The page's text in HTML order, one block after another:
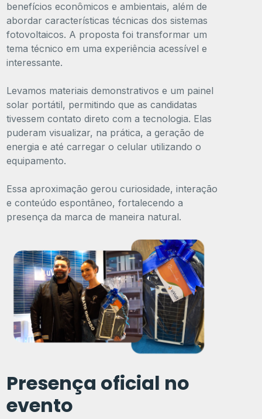
benefícios econômicos e ambientais, além de
abordar características técnicas dos sistemas
fotovoltaicos. A proposta foi transformar um
tema técnico em uma experiência acessível e
interessante.
Levamos materiais demonstrativos e um painel
solar portátil, permitindo que as candidatas
tivessem contato direto com a tecnologia. Elas
puderam visualizar, na prática, a geração de
energia e até carregar o celular utilizando o
equipamento.
Essa aproximação gerou curiosidade, interação
e conteúdo espontâneo, fortalecendo a
presença da marca de maneira natural.
Presença oficial no
evento